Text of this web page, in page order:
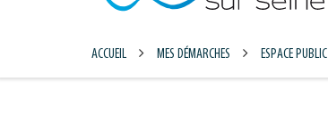
ACCUEIL MES DÉMARCHES ESPACE PUBLIC